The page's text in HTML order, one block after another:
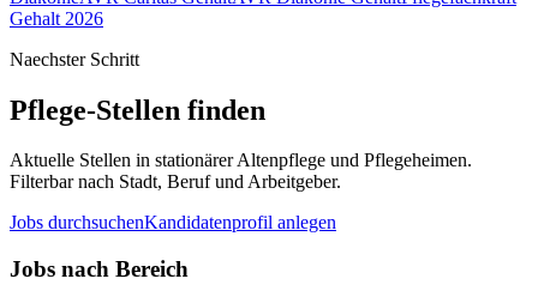
Gehalt 2026
Naechster Schritt
Pflege-Stellen finden
Aktuelle Stellen in stationärer Altenpflege und Pflegeheimen.
Filterbar nach Stadt, Beruf und Arbeitgeber.
Jobs durchsuchenKandidatenprofil anlegen
Jobs nach Bereich